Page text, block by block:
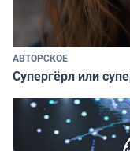
АВТОРСКОЕ
Супергёрл или